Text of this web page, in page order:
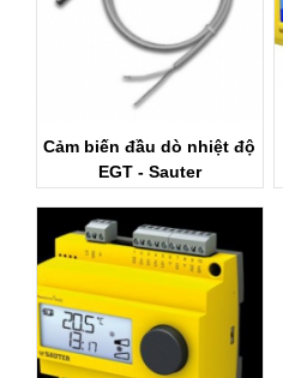
Cảm biến đầu dò nhiệt độ
EGT - Sauter